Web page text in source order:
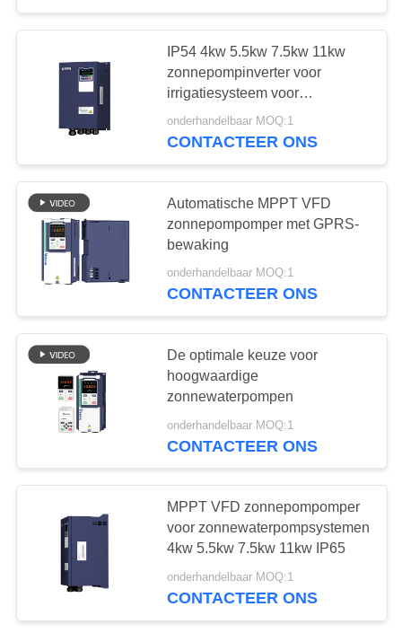
IP54 4kw 5.5kw 7.5kw 11kw
zonnepompinverter voor
irrigatiesysteem voor
landbouwbedrijven met MPPT
onderhandelbaar MOQ:1
CONTACTEER ONS
Automatische MPPT VFD
zonnepompomper met GPRS-
bewaking
onderhandelbaar MOQ:1
CONTACTEER ONS
De optimale keuze voor
hoogwaardige
zonnewaterpompen
onderhandelbaar MOQ:1
CONTACTEER ONS
MPPT VFD zonnepompomper
voor zonnewaterpompsystemen
4kw 5.5kw 7.5kw 11kw IP65
onderhandelbaar MOQ:1
CONTACTEER ONS